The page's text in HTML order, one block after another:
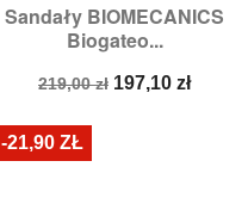
Sandały BIOMECANICS
Biogateo...
Cena
219,00 zł Cena
197,10 zł
-21,90 ZŁ